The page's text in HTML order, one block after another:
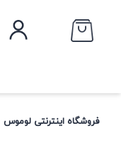
فروشگاه اینترنتی لوموس